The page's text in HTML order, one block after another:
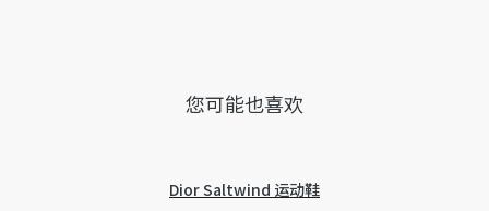
您可能也喜欢
Dior Saltwind 运动鞋